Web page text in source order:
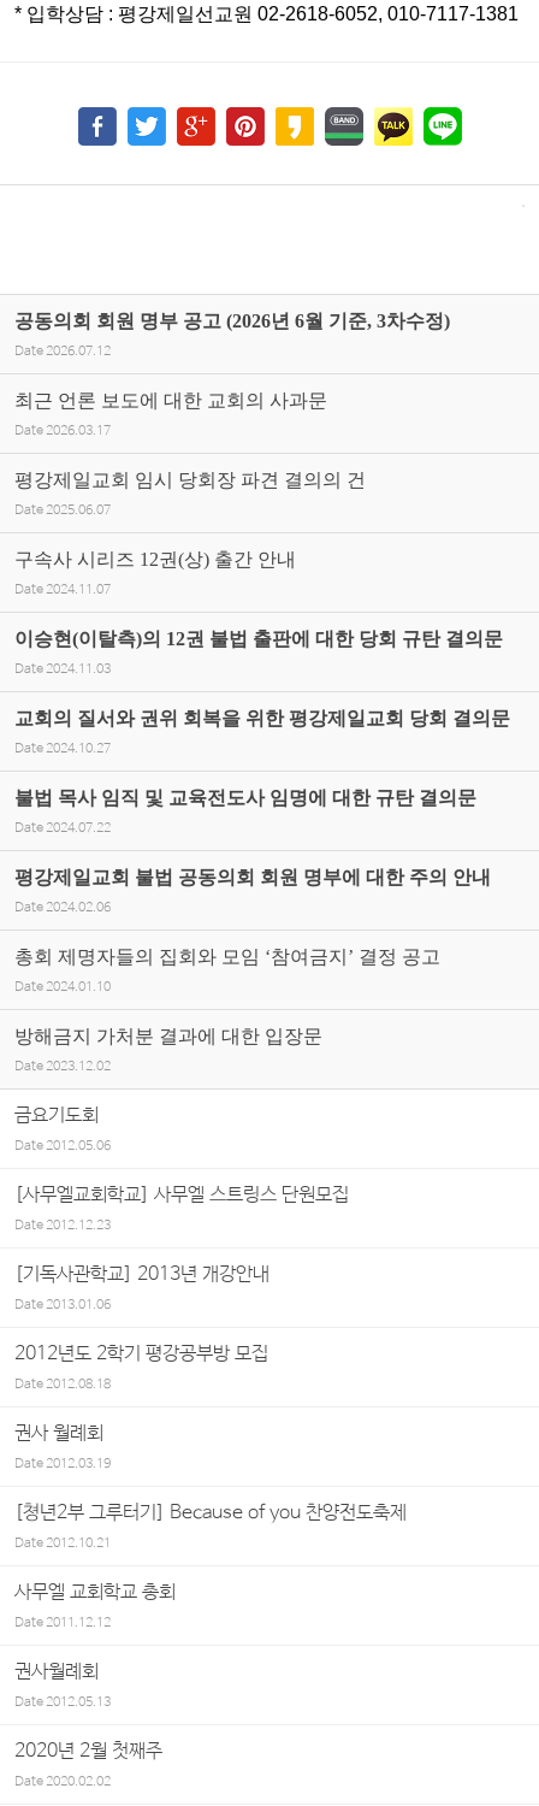
* 입학상담 : 평강제일선교원 02-2618-6052, 010-7117-1381
공동의회 회원 명부 공고 (2026년 6월 기준, 3차수정)
Date 2026.07.12
최근 언론 보도에 대한 교회의 사과문
Date 2026.03.17
평강제일교회 임시 당회장 파견 결의의 건
Date 2025.06.07
구속사 시리즈 12권(상) 출간 안내
Date 2024.11.07
이승현(이탈측)의 12권 불법 출판에 대한 당회 규탄 결의문
Date 2024.11.03
교회의 질서와 권위 회복을 위한 평강제일교회 당회 결의문
Date 2024.10.27
불법 목사 임직 및 교육전도사 임명에 대한 규탄 결의문
Date 2024.07.22
평강제일교회 불법 공동의회 회원 명부에 대한 주의 안내
Date 2024.02.06
총회 제명자들의 집회와 모임 ‘참여금지’ 결정 공고
Date 2024.01.10
방해금지 가처분 결과에 대한 입장문
Date 2023.12.02
금요기도회
Date2012.05.06
[사무엘교회학교] 사무엘 스트링스 단원모집
Date2012.12.23
[기독사관학교] 2013년 개강안내
Date2013.01.06
2012년도 2학기 평강공부방 모집
Date2012.08.18
권사 월례회
Date2012.03.19
[쳥년2부 그루터기] Because of you 찬양전도축제
Date2012.10.21
사무엘 교회학교 총회
Date2011.12.12
권사월례회
Date2012.05.13
2020년 2월 첫째주
Date2020.02.02